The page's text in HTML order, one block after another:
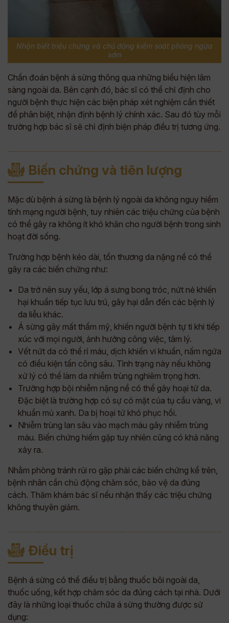
Nhận biết triệu chứng và chủ động kiểm soát phòng ngừa
sớm
Chẩn đoán bệnh á sừng thông qua những biểu hiện lâm
sàng ngoài da. Bên cạnh đó, bác sĩ có thể chỉ định cho
người bệnh thực hiện các biện pháp xét nghiệm cần thiết
để phân biệt, nhận định bệnh lý chính xác. Sau đó tùy mỗi
trường hợp bác sĩ sẽ chỉ định biện pháp điều trị tương ứng.
Biến chứng và tiên lượng
Mặc dù bệnh á sừng là bệnh lý ngoài da không nguy hiểm
tính mạng người bệnh, tuy nhiên các triệu chứng của bệnh
có thể gây ra không ít khó khăn cho người bệnh trong sinh
hoạt đời sống.
Trường hợp bệnh kéo dài, tổn thương da nặng nề có thể
gây ra các biến chứng như:
Da trở nên suy yếu, lớp á sưng bong tróc, nứt nẻ khiến
hại khuẩn tiếp tục lưu trú, gây hại dẫn đến các bệnh lý
da liễu khác.
Á sừng gây mất thẩm mỹ, khiến người bệnh tự ti khi tiếp
xúc với mọi người, ảnh hưởng công việc, tâm lý.
Vết nứt da có thể rỉ máu, dịch khiến vi khuẩn, nấm ngứa
có điều kiện tấn công sâu. Tình trạng này nếu không
xử lý có thể làm da nhiễm trùng nghiêm trọng hơn.
Trường hợp bội nhiễm nặng nề có thể gây hoại tử da.
Đặc biệt là trường hợp có sự có mặt của tụ cầu vàng, vi
khuẩn mủ xanh. Da bị hoại tử khó phục hồi.
Nhiễm trùng lan sâu vào mạch máu gây nhiễm trùng
máu. Biến chứng hiếm gặp tuy nhiên cũng có khả năng
xảy ra.
Nhằm phòng tránh rủi ro gặp phải các biến chứng kể trên,
bệnh nhân cần chủ động chăm sóc, bảo vệ da đúng
cách. Thăm khám bác sĩ nếu nhận thấy các triệu chứng
không thuyên giảm.
Điều trị
Bệnh á sừng có thể điều trị bằng thuốc bôi ngoài da,
thuốc uống, kết hợp chăm sóc da đúng cách tại nhà. Dưới
đây là những loại thuốc chữa á sừng thường được sử
dụng: